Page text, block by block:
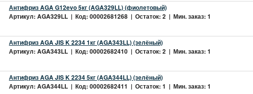
Антифриз AGA G12evo 5кг (AGA329LL) (фиолетовый)
Артикул: AGA329LL | Код: 00002681268 | Остаток: 2 | Мин. заказ: 1
Антифриз AGA JIS K 2234 1кг (AGA343LL) (зелёный)
Артикул: AGA343LL | Код: 00002682410 | Остаток: 2 | Мин. заказ: 1
Антифриз AGA JIS K 2234 5кг (AGA344LL) (зелёный)
Артикул: AGA344LL | Код: 00002682411 | Остаток: 1 | Мин. заказ: 1